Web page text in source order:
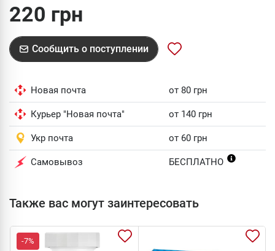
220 грн
Сообщить о поступлении
Новая почта от 80 грн
Курьер "Новая почта" от 140 грн
Укр почта от 60 грн
Самовывоз БЕСПЛАТНО
Также вас могут заинтересовать
-7%